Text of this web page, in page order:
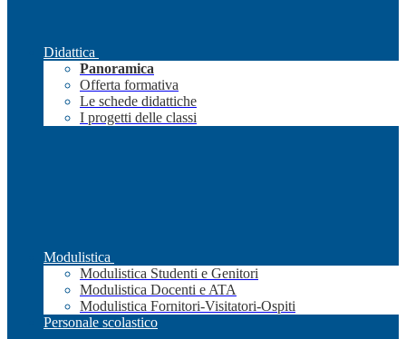
Didattica
Panoramica
Offerta formativa
Le schede didattiche
I progetti delle classi
Modulistica
Modulistica Studenti e Genitori
Modulistica Docenti e ATA
Modulistica Fornitori-Visitatori-Ospiti
Personale scolastico